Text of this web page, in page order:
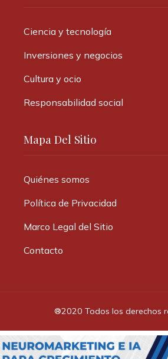
Ciencia y tecnología
Inversiones y negocios
Cultura y ocio
Responsabilidad social
Mapa Del Sitio
Quiénes somos
Política de Privacidad
Marco Legal del Sitio
Contacto
®2020 Todos los derechos